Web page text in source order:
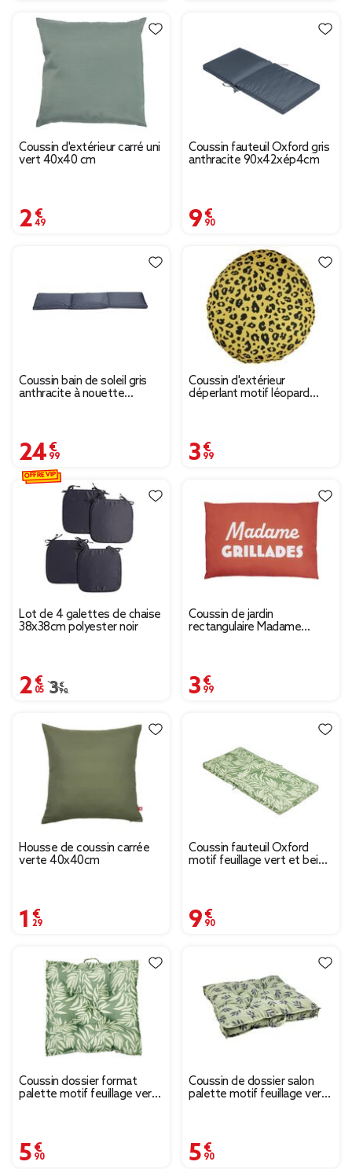
Coussin d'extérieur carré uni
vert 40x40 cm
2,49 €
Coussin fauteuil Oxford gris
anthracite 90x42xép4cm
9,90 €
Coussin bain de soleil gris
anthracite à nouette
24,99 €
Coussin d'extérieur
déperlant motif léopard
3,99 €
Lot de 4 galettes de chaise
38x38cm polyester noir
2,05 €
Prix remisé de 3,90 € à 2,05 €
3,90 €
OFFRE VIP
Coussin de jardin
rectangulaire Madame
3,99 €
Housse de coussin carrée
verte 40x40cm
1,29 €
Coussin fauteuil Oxford
motif feuillage vert et beige
9,90 €
Coussin dossier format
palette motif feuillage vert
5,90 €
Coussin de dossier salon
palette motif feuillage vert
5,90 €